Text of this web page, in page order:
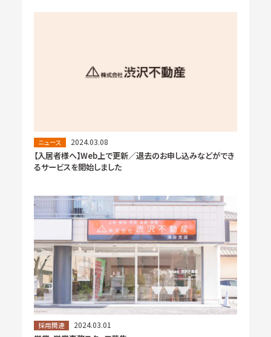
ニュース 2024.03.08
【入居者様へ】Web上で更新／退去のお申し込みなどができ
るサービスを開始しました
採用関連 2024.03.01